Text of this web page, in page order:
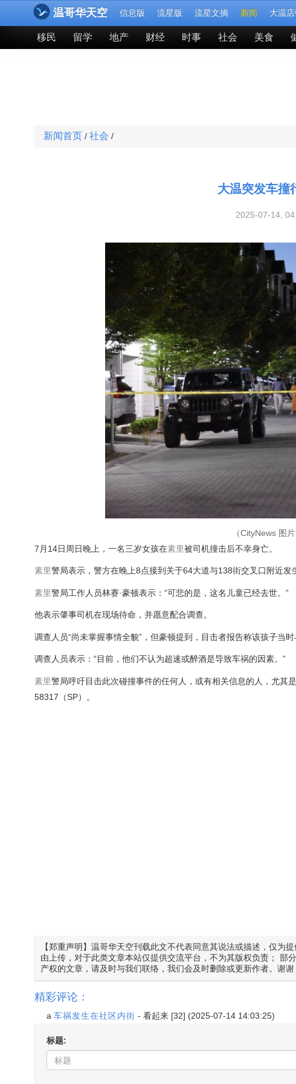
温哥华天空 信息版 流星版 流星文摘 新闻 大温
移民 留学 地产 财经 时事 社会 美食
新闻首页 / 社会 /
大温突发车撞
2025-07-14,
（CityNews 图
7月14日周日晚上，一名三岁女孩在素里被司机撞击后不幸身亡。
素里警局表示，警方在晚上8点接到关于64大道与138街交叉口附近
素里警局工作人员林赛·豪顿表示：“可悲的是，这名儿童已经去世。”
他表示肇事司机在现场待命，并愿意配合调查。
调查人员“尚未掌握事情全貌”，但豪顿提到，目击者报告称该孩子当
调查人员表示：“目前，他们不认为超速或醉酒是导致车祸的因素。”
素里警局呼吁目击此次碰撞事件的任何人，或有相关信息的人，尤
58317（SP）。
【郑重声明】温哥华天空刊载此文不代表同意其说法或描述，仅为
由上传，对于此类文章本站仅提供交流平台，不为其版权负责； 部
产权的文章，请及时与我们联络，我们会及时删除或更新作者。谢谢
精彩评论：
a 车祸发生在社区内街 - 看起来 [32] (2025-07-14 14:03:25)
标题: